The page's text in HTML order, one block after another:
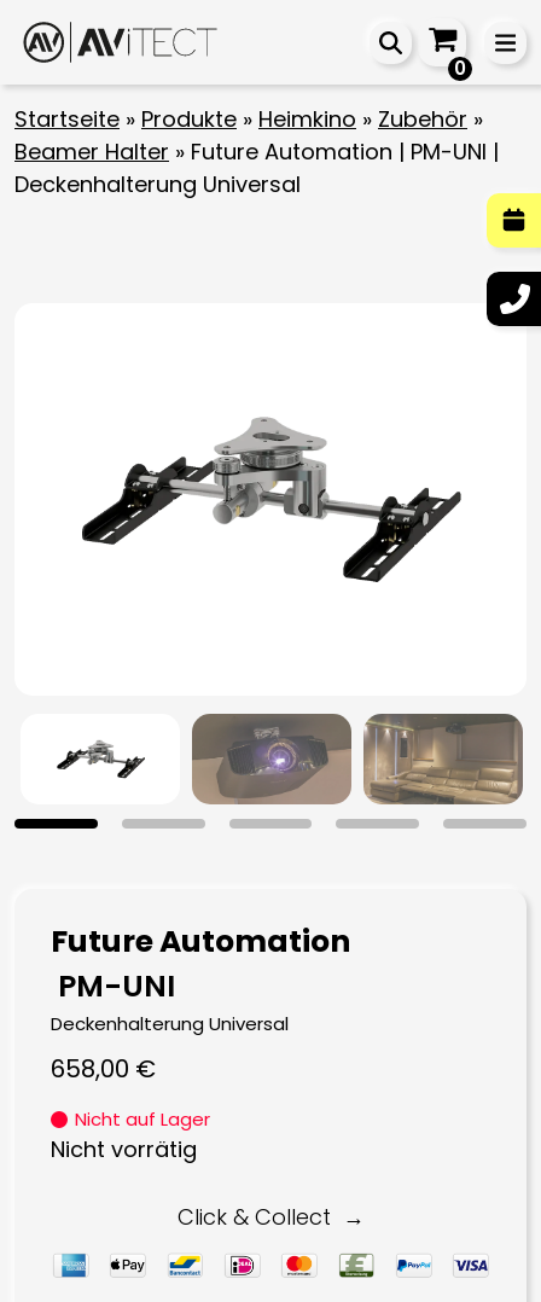
0
Startseite » Produkte » Heimkino » Zubehör »
Beamer Halter » Future Automation | PM-UNI |
Deckenhalterung Universal
Future Automation
PM-UNI
Deckenhalterung Universal
658,00 €
Nicht auf Lager
Nicht vorrätig
Click & Collect